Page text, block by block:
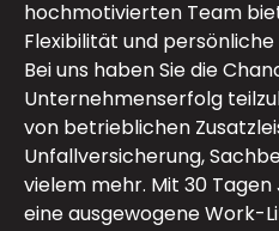
hochmotivierten Team
Flexibilität und
Bei uns haben Sie die
Unternehmenserfolg
von betrieblichen
Unfallversicherung,
vielem mehr. Mit 30
eine ausgewogene Work-